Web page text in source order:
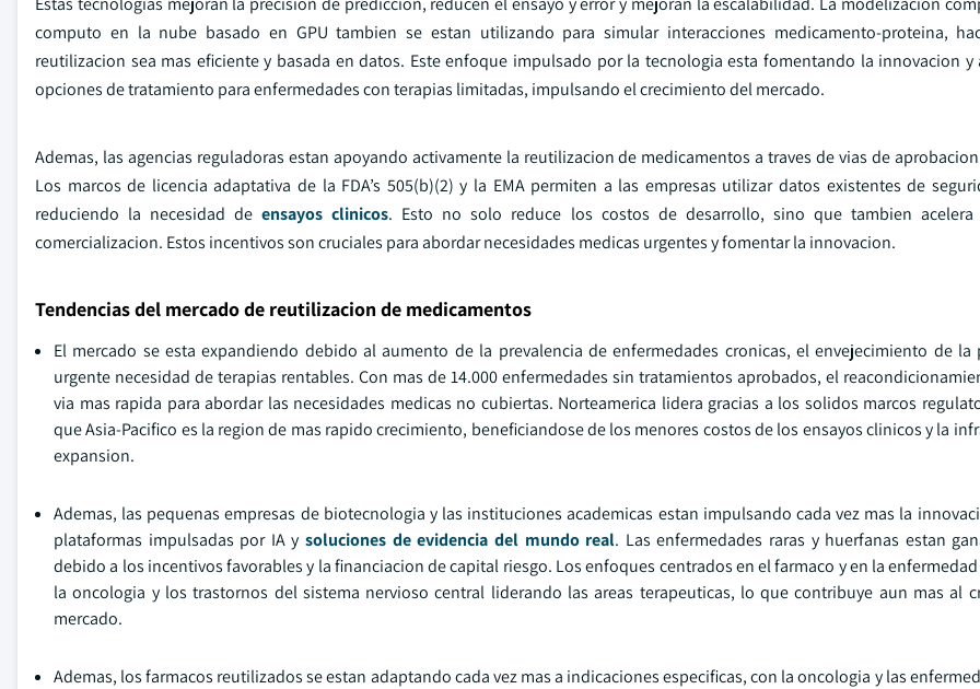
computo en la nube basado en GPU tambien se estan utilizando para simular interacciones medicamento-proteina,
reutilizacion sea mas eficiente y basada en datos. Este enfoque impulsado por la tecnologia esta fomentando la innovacion y
opciones de tratamiento para enfermedades con terapias limitadas, impulsando el crecimiento del mercado.
Ademas, las agencias reguladoras estan apoyando activamente la reutilizacion de medicamentos a traves de vias de
Los marcos de licencia adaptativa de la FDA’s 505(b)(2) y la EMA permiten a las empresas utilizar datos existentes de
reduciendo la necesidad deensayos clinicos. Esto no solo reduce los costos de desarrollo, sino que tambien
comercializacion. Estos incentivos son cruciales para abordar necesidades medicas urgentes y fomentar la innovacion.
Tendencias del mercado de reutilizacion de medicamentos
El mercado se esta expandiendo debido al aumento de la prevalencia de enfermedades cronicas, el envejecimiento de la
urgente necesidad de terapias rentables. Con mas de 14.000 enfermedades sin tratamientos aprobados, el
via mas rapida para abordar las necesidades medicas no cubiertas. Norteamerica lidera gracias a los solidos marcos
que Asia-Pacifico es la region de mas rapido crecimiento, beneficiandose de los menores costos de los ensayos clinicos y la
expansion.
Ademas, las pequenas empresas de biotecnologia y las instituciones academicas estan impulsando cada vez mas la
plataformas impulsadas por IA ysoluciones de evidencia del mundo real. Las enfermedades raras y huerfanas estan
debido a los incentivos favorables y la financiacion de capital riesgo. Los enfoques centrados en el farmaco y en la
la oncologia y los trastornos del sistema nervioso central liderando las areas terapeuticas, lo que contribuye aun mas al
mercado.
Ademas, los farmacos reutilizados se estan adaptando cada vez mas a indicaciones especificas, con la oncologia y las